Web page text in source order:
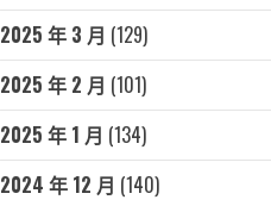
2025 年 3 月 (129)
2025 年 2 月 (101)
2025 年 1 月 (134)
2024 年 12 月 (140)